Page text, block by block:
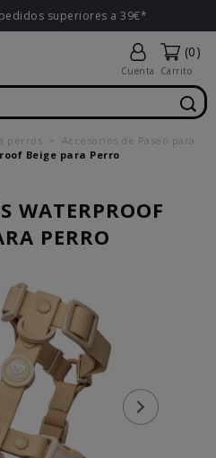
superiores a 39€*
Cuenta
(0)
Carrito
perros
Accesorios de Paseo para
Beige para Perro
WATERPROOF
PERRO